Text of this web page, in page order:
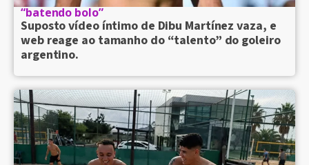
“batendo bolo”
Suposto vídeo íntimo de Dibu Martínez vaza, e
web reage ao tamanho do “talento” do goleiro
argentino.